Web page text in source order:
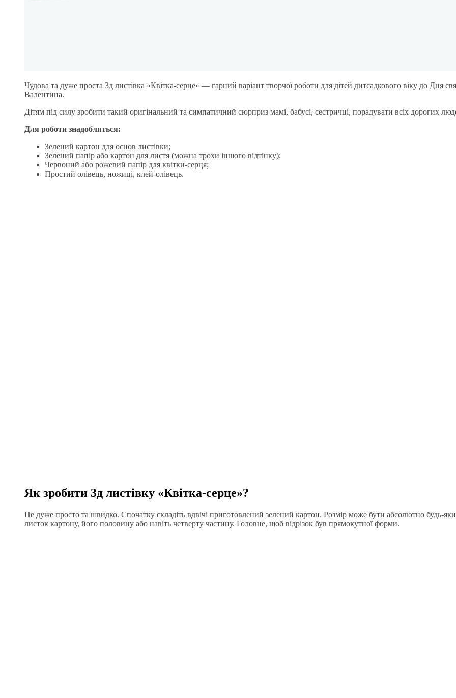
Чудова та дуже проста 3д листівка «Квітка-серце» — гарний варіант творчої роботи для дітей дитсадкового віку до Дня
Валентина.
Дітям під силу зробити такий оригінальний та симпатичний сюрприз мамі, бабусі, сестричці, порадувати всіх дорогих
Для роботи знадобляться:
Зелений картон для основ листівки;
Зелений папір або картон для листя (можна трохи іншого відтінку);
Червоний або рожевий папір для квітки-серця;
Простий олівець, ножиці, клей-олівець.
Як зробити 3д листівку «Квітка-серце»?
Це дуже просто та швидко. Спочатку складіть вдвічі приготовлений зелений картон. Розмір може бути абсолютно будь-
листок картону, його половину або навіть четверту частину. Головне, щоб відрізок був прямокутної форми.